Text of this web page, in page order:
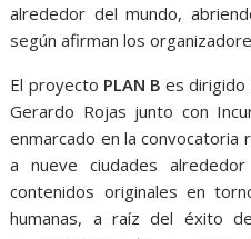
alrededor del mundo,
según afirman los
El proyecto PLAN B es dirigido
Gerardo Rojas junto con
enmarcado en la
a nueve ciudades
contenidos originales en
humanas, a raíz del éxito